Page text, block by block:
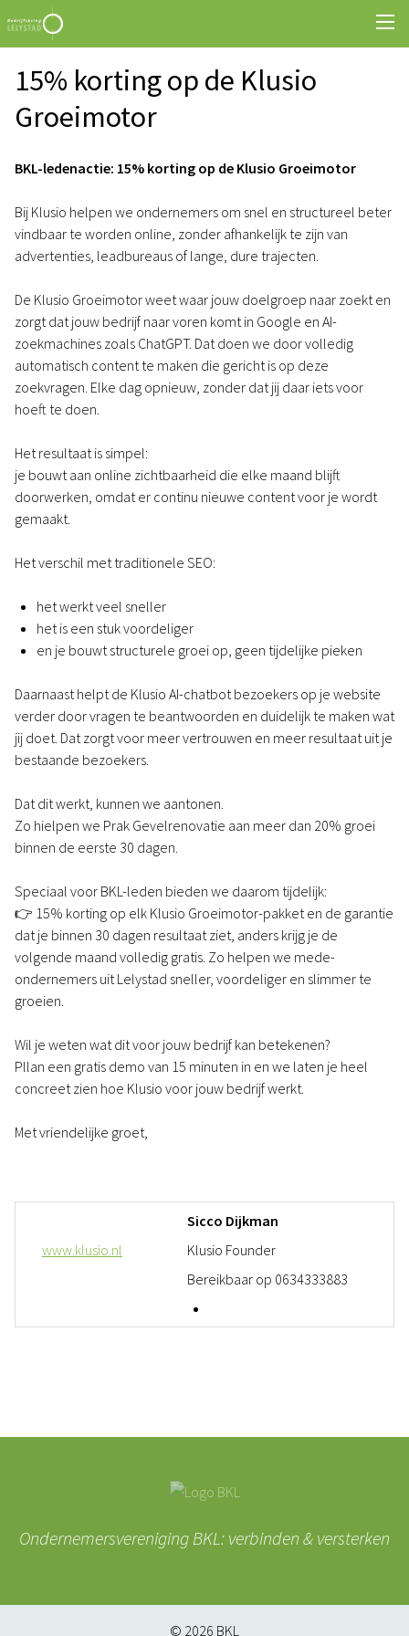
15% korting op de Klusio
Groeimotor
BKL-ledenactie: 15% korting op de Klusio Groeimotor
Bij Klusio helpen we ondernemers om snel en structureel beter
vindbaar te worden online, zonder afhankelijk te zijn van
advertenties, leadbureaus of lange, dure trajecten.
De Klusio Groeimotor weet waar jouw doelgroep naar zoekt en
zorgt dat jouw bedrijf naar voren komt in Google en AI-
zoekmachines zoals ChatGPT. Dat doen we door volledig
automatisch content te maken die gericht is op deze
zoekvragen. Elke dag opnieuw, zonder dat jij daar iets voor
hoeft te doen.
Het resultaat is simpel:
je bouwt aan online zichtbaarheid die elke maand blijft
doorwerken, omdat er continu nieuwe content voor je wordt
gemaakt.
Het verschil met traditionele SEO:
het werkt veel sneller
het is een stuk voordeliger
en je bouwt structurele groei op, geen tijdelijke pieken
Daarnaast helpt de Klusio AI-chatbot bezoekers op je website
verder door vragen te beantwoorden en duidelijk te maken wat
jij doet. Dat zorgt voor meer vertrouwen en meer resultaat uit je
bestaande bezoekers.
Dat dit werkt, kunnen we aantonen.
Zo hielpen we Prak Gevelrenovatie aan meer dan 20% groei
binnen de eerste 30 dagen.
Speciaal voor BKL-leden bieden we daarom tijdelijk:
👉 15% korting op elk Klusio Groeimotor-pakket en de garantie
dat je binnen 30 dagen resultaat ziet, anders krijg je de
volgende maand volledig gratis. Zo helpen we mede-
ondernemers uit Lelystad sneller, voordeliger en slimmer te
groeien.
Wil je weten wat dit voor jouw bedrijf kan betekenen?
Pllan een gratis demo van 15 minuten in en we laten je heel
concreet zien hoe Klusio voor jouw bedrijf werkt.
Met vriendelijke groet,
www.klusio.nl
Sicco Dijkman
Klusio Founder
Bereikbaar op 0634333883
Ondernemersvereniging BKL: verbinden & versterken
© 2026 BKL